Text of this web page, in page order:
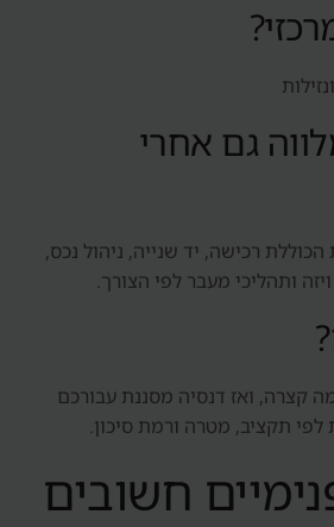
גם אחרי
רכישה, יד שנייה, ניהול נכס,
ותהליכי מעבר לפי הצורך.
קצרה, ואז דנסיה מסננת עבורכם
תקציב, מטרה ורמת סיכון.
חשובים